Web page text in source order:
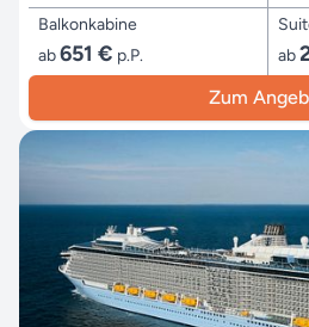
Balkonkabine
ab651 € p.P.
ab
Zum